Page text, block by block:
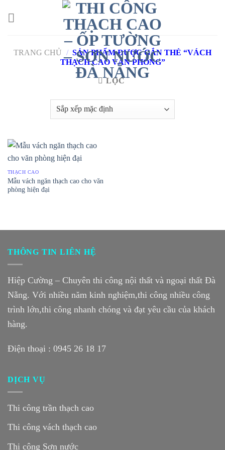
TRANG CHỦ / SẢN PHẨM ĐƯỢC GẮN THẺ “VÁCH
THẠCH CAO VĂN PHÒNG”
LỌC
THẠCH CAO
Mẫu vách ngăn thạch cao cho văn
phòng hiện đại
THÔNG TIN LIÊN HỆ
Hiệp Cường – Chuyên thi công nội thất và ngoại thất Đà
Nẵng. Với nhiều năm kinh nghiệm,thi công nhiều công
trình lớn,thi công nhanh chóng và đạt yêu cầu của khách
hàng.
Điện thoại : 0945 26 18 17
DỊCH VỤ
Thi công trần thạch cao
Thi công vách thạch cao
Thi công Sơn nước